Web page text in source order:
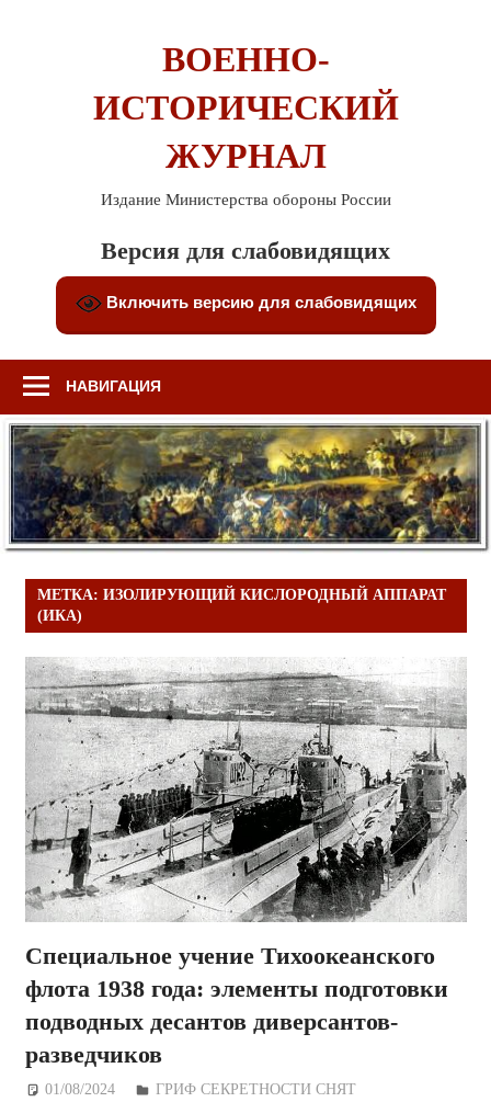
ВОЕННО-
ИСТОРИЧЕСКИЙ
ЖУРНАЛ
Издание Министерства обороны России
Версия для слабовидящих
Включить версию для слабовидящих
НАВИГАЦИЯ
МЕТКА: ИЗОЛИРУЮЩИЙ КИСЛОРОДНЫЙ АППАРАТ
(ИКА)
Специальное учение Тихоокеанского
флота 1938 года: элементы подготовки
подводных десантов диверсантов-
разведчиков
01/08/2024 Дежурный по Редакции
ГРИФ СЕКРЕТНОСТИ СНЯТ